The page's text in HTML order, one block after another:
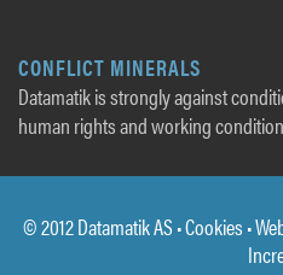
CONFLICT MINERALS
Datamatik is strongly against
human rights and working
© 2012 Datamatik AS •Cookies •